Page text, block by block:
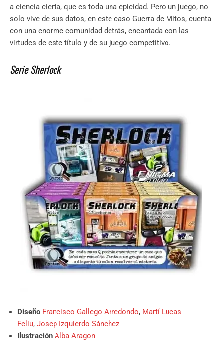
a ciencia cierta, que es toda una epicidad. Pero un juego, no
solo vive de sus datos, en este caso Guerra de Mitos, cuenta
con una enorme comunidad detrás, encantada con las
virtudes de este título y de su juego competitivo.
Serie Sherlock
Diseño Francisco Gallego Arredondo, Martí Lucas
Feliu, Josep Izquierdo Sánchez
Ilustración Alba Aragon